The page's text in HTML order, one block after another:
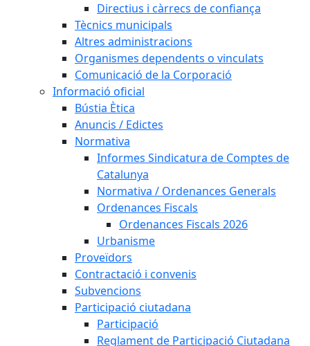
Directius i càrrecs de confiança
Tècnics municipals
Altres administracions
Organismes dependents o vinculats
Comunicació de la Corporació
Informació oficial
Bústia Ètica
Anuncis / Edictes
Normativa
Informes Sindicatura de Comptes de
Catalunya
Normativa / Ordenances Generals
Ordenances Fiscals
Ordenances Fiscals 2026
Urbanisme
Proveïdors
Contractació i convenis
Subvencions
Participació ciutadana
Participació
Reglament de Participació Ciutadana